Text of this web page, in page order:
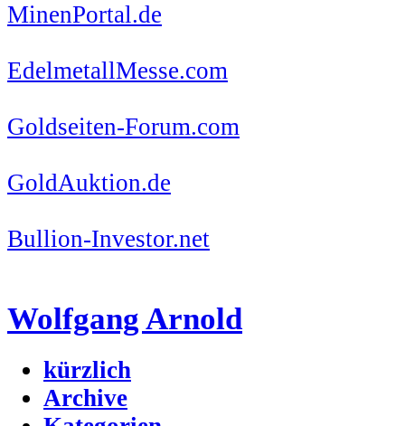
MinenPortal.de
EdelmetallMesse.com
Goldseiten-Forum.com
GoldAuktion.de
Bullion-Investor.net
Wolfgang Arnold
kürzlich
Archive